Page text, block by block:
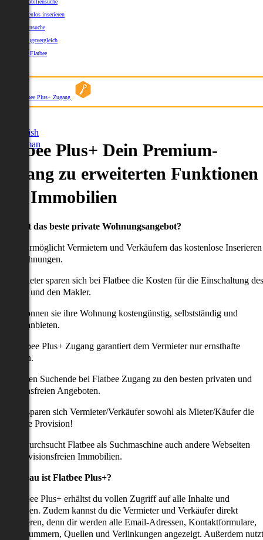
Immobiliensuche
Kostenlos inserieren
Kartensuche
Umzugsvergleich
Über Flatbee
Flatbee Plus+ Zugang
English
German
Plus+ Dein Premium-
zu erweiterten Funktionen
Immobilien
willst das beste private Wohnungsangebot?
ermöglicht Vermietern und Verkäufern das kostenlose Inserieren
Wohnungen.
Anbieter sparen sich bei Flatbee die Kosten für die Einschaltung des
und den Makler.
können sie ihre Wohnung kostengünstig, selbstständig und
anbieten.
Flatbee Plus+ Zugang garantiert dem Vermieter nur ernsthafte
erhalten Suchende bei Flatbee Zugang zu den besten privaten und
Angeboten.
uns sparen sich Vermieter/Verkäufer sowohl als Mieter/Käufer die
Provision!
durchsucht Flatbee als Suchmaschine auch andere Webseiten
provisionsfreien Immobilien.
genau ist Flatbee Plus+?
Flatbee Plus+ erhältst du vollen Zugriff auf alle Inhalte und
Zudem kannst du die Vermieter und Verkäufer direkt
denn dir werden alle Email-Adressen, Kontaktformulare,
Quellen und Verlinkungen angezeigt. Außerdem nutzt